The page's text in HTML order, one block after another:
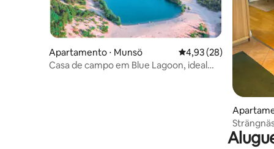
Apartamento ⋅ Munsö 4,93 de uma avaliação
4,93 (28)
Casa de campo em Blue Lagoon, ideal
en-
lago